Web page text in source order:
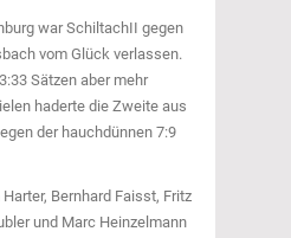
war SchiltachII gegen
vom Glück verlassen.
Sätzen aber mehr
haderte die Zweite aus
der hauchdünnen 7:9
Bernhard Faisst, Fritz
und Marc Heinzelmann